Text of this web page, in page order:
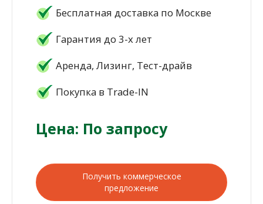
Бесплатная доставка по Москве
Гарантия до 3-х лет
Аренда, Лизинг, Тест-драйв
Покупка в Trade-IN
Цена: По запросу
Получить коммерческое
предложение